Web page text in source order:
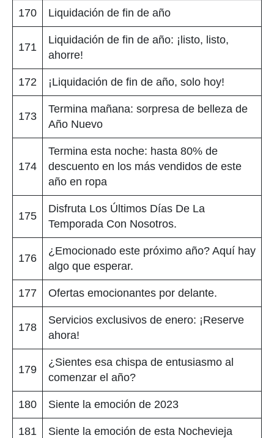
170 Liquidación de fin de año
171
Liquidación de fin de año: ¡listo, listo,
ahorre!
172 ¡Liquidación de fin de año, solo hoy!
173
Termina mañana: sorpresa de belleza de
Año Nuevo
174
Termina esta noche: hasta 80% de
descuento en los más vendidos de este
año en ropa
175
Disfruta Los Últimos Días De La
Temporada Con Nosotros.
176
¿Emocionado este próximo año? Aquí hay
algo que esperar.
177 Ofertas emocionantes por delante.
178
Servicios exclusivos de enero: ¡Reserve
ahora!
179
¿Sientes esa chispa de entusiasmo al
comenzar el año?
180 Siente la emoción de 2023
181 Siente la emoción de esta Nochevieja